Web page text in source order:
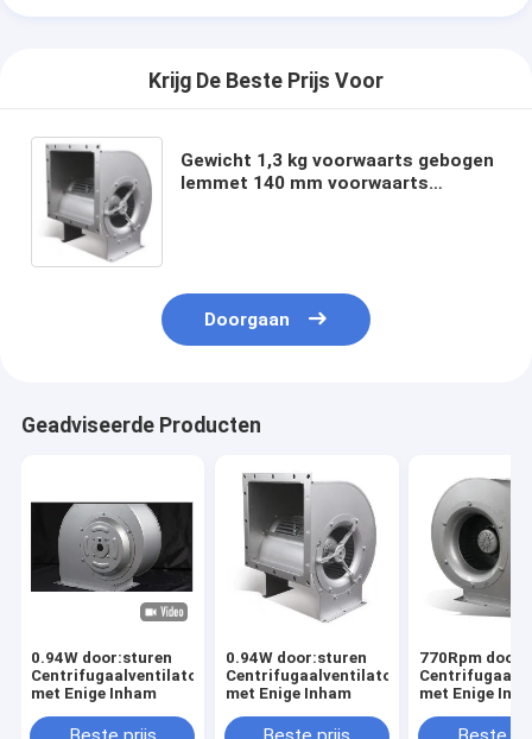
Krijg De Beste Prijs Voor
Gewicht 1,3 kg voorwaarts gebogen
lemmet 140 mm voorwaarts
Doorgaan
Geadviseerde Producten
0.94W door:sturen
Centrifugaalventilator
met Enige Inham
0.94W door:sturen
Centrifugaalventilator
met Enige Inham
770Rpm
met Enige